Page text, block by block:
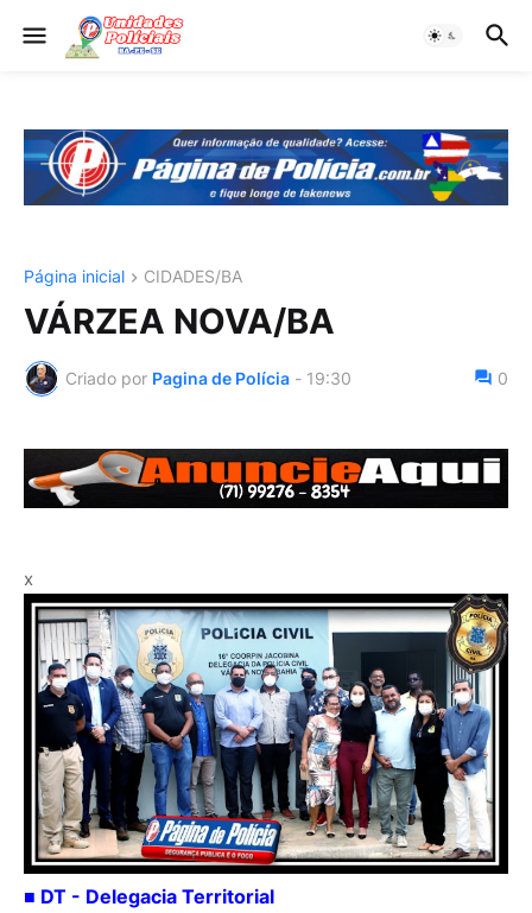
Página inicial CIDADES/BA
VÁRZEA NOVA/BA
Criado por Pagina de Polícia - 19:30 0
x
■ DT - Delegacia Territorial